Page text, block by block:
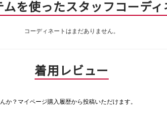
ムを使ったスタッフコーディ
コーディネートはまだありません。
着用レビュー
か？マイページ購入履歴から投稿いただけます。